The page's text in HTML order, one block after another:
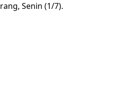
Senin (1/7).